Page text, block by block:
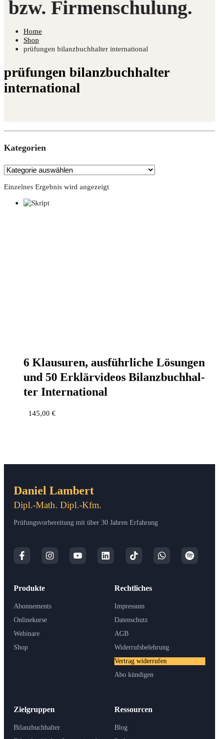
Home
Shop
prüfungen bilanzbuchhalter international
prüfungen bilanzbuchhalter
international
Kate­go­rien
Einzelnes Ergebnis wird angezeigt
6 Klau­su­ren, aus­führ­li­che Lösun­gen
und 50 Erklär­vi­de­os Bilanz­buch­hal­
ter International
145,00 €
Daniel Lambert
Dipl.-Math. Dipl.-Kfm.
Prüfungsvorbereitung mit über 30 Jahren Erfahrung
Produkte
Abonnements
Onlinekurse
Webinare
Shop
Zielgruppen
Bilanzbuchhalter
Ressourcen
Blog
Rechtliches
Impressum
Datenschutz
AGB
Widerrufsbelehrung
Vertrag widerrufen
Abo kündigen